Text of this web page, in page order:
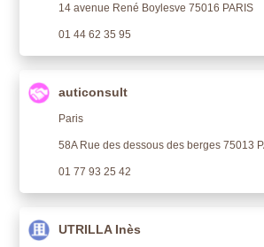
14 avenue René Boylesve 75016 PARIS
01 44 62 35 95
auticonsult
Paris
58A Rue des dessous des berges 75013
01 77 93 25 42
UTRILLA Inès